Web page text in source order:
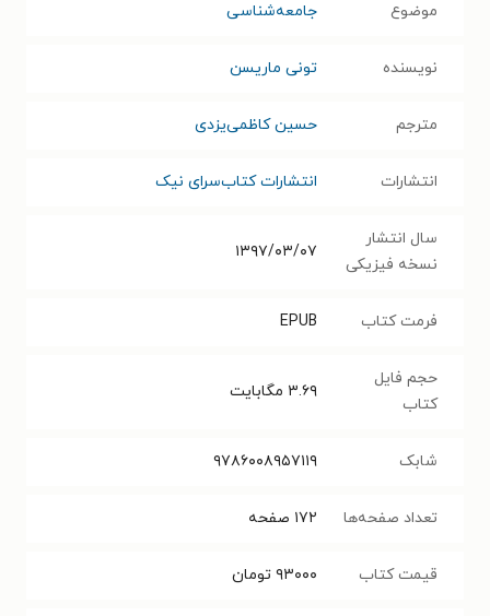
موضوع جامعه‌شناسی
نویسنده تونی ماریسن
مترجم حسین کاظمی‌یزدی
انتشارات انتشارات کتاب‌سرای نیک
سال انتشار
نسخه فیزیکی
۱۳۹۷/۰۳/۰۷
فرمت کتاب EPUB
حجم فایل
کتاب
۳.۶۹ مگابایت
شابک ۹۷۸۶۰۰۸۹۵۷۱۱۹
تعداد صفحه‌ها ۱۷۲ صفحه
قیمت کتاب ۹۳۰۰۰ تومان